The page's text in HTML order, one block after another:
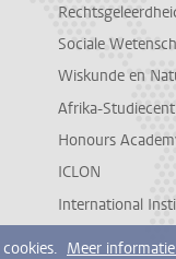
Sociale
Wiskunde en
Afrika-
Honours
ICLON
International
Meer